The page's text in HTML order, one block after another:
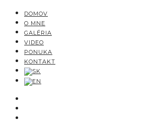
DOMOV
O MNE
GALÉRIA
VIDEO
PONUKA
KONTAKT